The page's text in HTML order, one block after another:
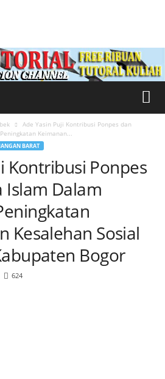
Ade Yasin Puji Kontribusi Ponpes dan
Keimanan...
BARAT
Kontribusi Ponpes
Islam Dalam
Kesalehan Sosial
Bogor
624